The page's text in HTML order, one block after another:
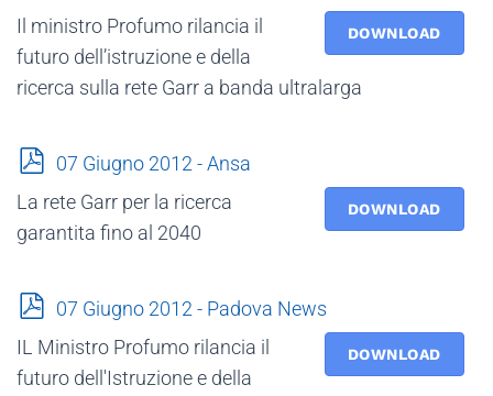
f
DOWNLOAD
Il ministro Profumo rilancia il
futuro dell’istruzione e della
ricerca sulla rete Garr a banda ultralarga
p
f
07 Giugno 2012 - Ansa
DOWNLOAD
La rete Garr per la ricerca
garantita fino al 2040
p
f
07 Giugno 2012 - Padova News
DOWNLOAD
IL Ministro Profumo rilancia il
futuro dell'Istruzione e della